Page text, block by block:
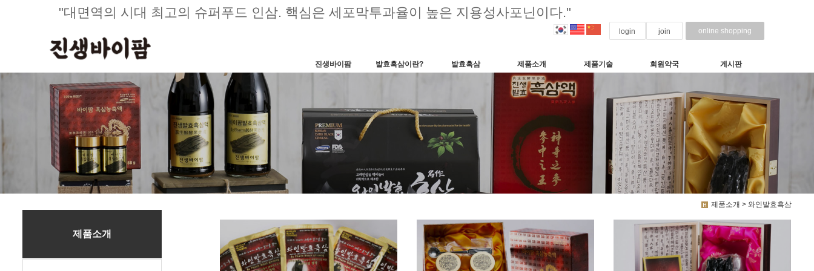
"대면역의 시대 최고의 슈퍼푸드 인삼. 핵심은 세포막투과율이 높은 지용성사포닌이다."
login join online shopping
진생바이팜 발효흑삼이란? 발효흑삼 제품소개 제품기술 회원약국 게시판
제품소개 > 와인발효흑삼
제품소개